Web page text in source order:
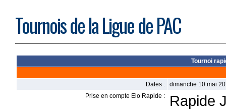
Tournois de la Ligue de PAC
Tournoi
Dates :
dimanche 10 mai
Prise en compte Elo Rapide :
Rapide